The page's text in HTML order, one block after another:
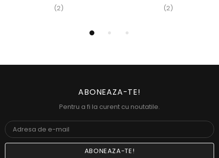
(2) (2)
ABONEAZA-TE!
Pentru a fi la curent cu noutatile.